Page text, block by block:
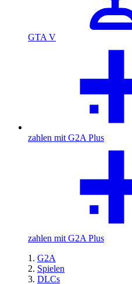
GTA V
zahlen mit G2A Plus
zahlen mit G2A Plus
G2A
Spielen
DLCs